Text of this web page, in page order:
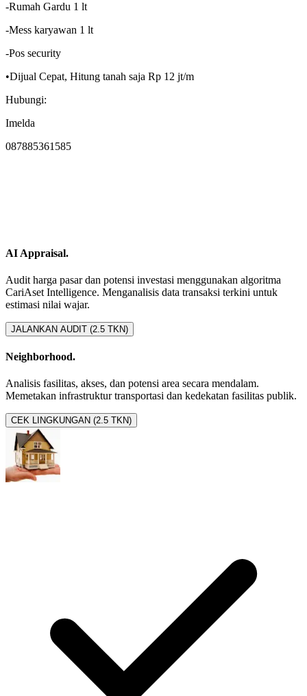
-Rumah Gardu 1 lt
-Mess karyawan 1 lt
-Pos security
•Dijual Cepat, Hitung tanah saja Rp 12 jt/m
Hubungi:
Imelda
087885361585
AI Appraisal.
Audit harga pasar dan potensi investasi menggunakan algoritma
CariAset Intelligence. Menganalisis data transaksi terkini untuk
estimasi nilai wajar.
JALANKAN AUDIT (2.5 TKN)
Neighborhood.
Analisis fasilitas, akses, dan potensi area secara mendalam.
Memetakan infrastruktur transportasi dan kedekatan fasilitas publik.
CEK LINGKUNGAN (2.5 TKN)